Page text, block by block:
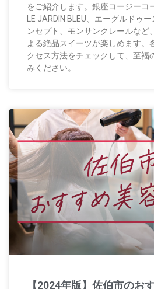
をご紹介します。銀座コージーコ
LE JARDIN BLEU、エーグルドゥ
ンセプト、モンサンクレールなど
よる絶品スイーツが楽しめます。
クセス方法をチェックして、至福
みください。
【2024年版】佐伯市のお